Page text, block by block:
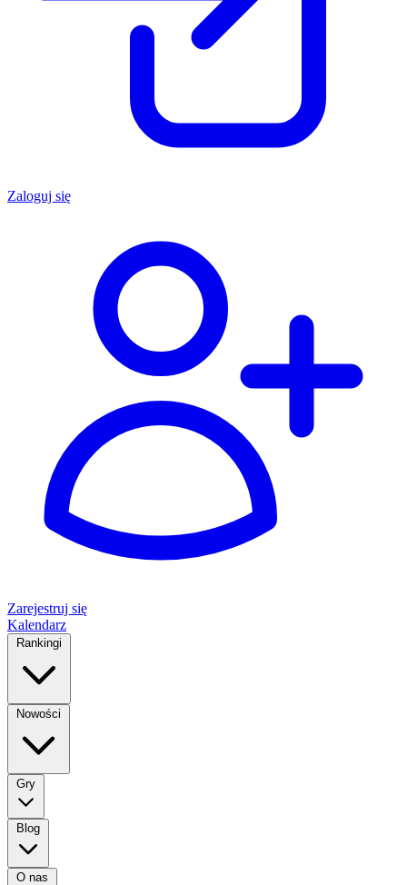
Zaloguj się
Zarejestruj się
Kalendarz
Rankingi
Nowości
Gry
Blog
O nas